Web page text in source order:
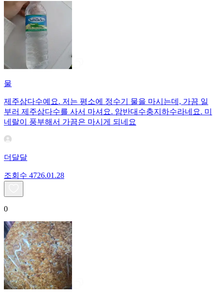
물
제주삼다수예요. 저는 평소에 정수기 물을 마시는데, 가끔 일
부러 제주삼다수를 사서 마셔요. 암반대수충지하수라네요. 미
네랄이 풍부해서 가끔은 마시게 되네요
더달달
조회수 4726.01.28
0